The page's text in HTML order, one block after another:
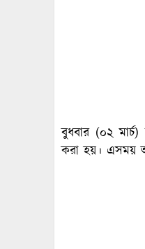
বুধবার (০২
করা হয়। এসময়